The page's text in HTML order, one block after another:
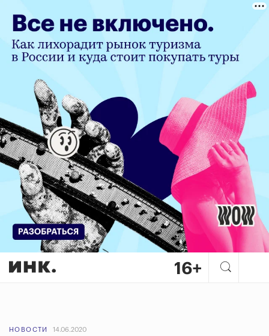
НОВОСТИ 14.06.2020